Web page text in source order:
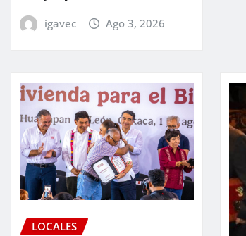
igavec Ago 3, 2026
LOCALES